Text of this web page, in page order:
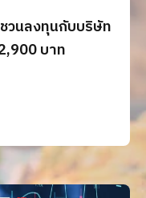
วนลงทุนกับบริษัท
บาท